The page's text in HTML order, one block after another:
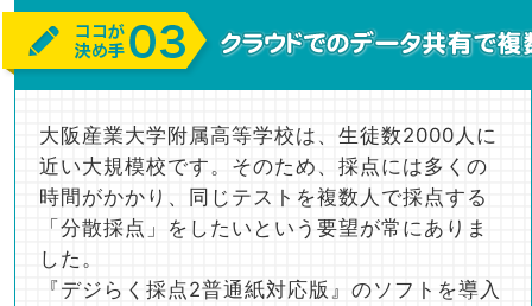
大阪産業大学附属高等学校は、生徒数2000人に
近い大規模校です。そのため、採点には多くの
時間がかかり、同じテストを複数人で採点する
「分散採点」をしたいという要望が常にありま
した。
『デジらく採点2普通紙対応版』のソフトを導入